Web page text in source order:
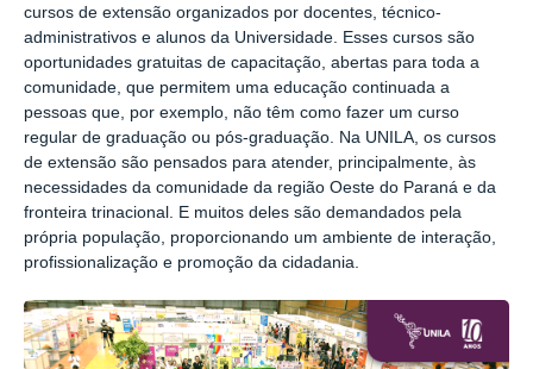
cursos de extensão organizados por docentes, técnico-
administrativos e alunos da Universidade. Esses cursos são
oportunidades gratuitas de capacitação, abertas para toda a
comunidade, que permitem uma educação continuada a
pessoas que, por exemplo, não têm como fazer um curso
regular de graduação ou pós-graduação. Na UNILA, os cursos
de extensão são pensados para atender, principalmente, às
necessidades da comunidade da região Oeste do Paraná e da
fronteira trinacional. E muitos deles são demandados pela
própria população, proporcionando um ambiente de interação,
profissionalização e promoção da cidadania.